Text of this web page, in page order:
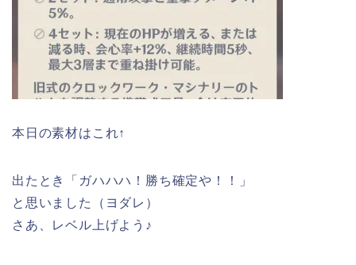
本日の素材はこれ↑
出たとき「ガハハハ！勝ち確定や！！」
と思いました（ヨダレ）
さあ、レベル上げよう♪